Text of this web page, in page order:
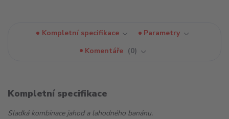
Kompletní specifikace
Parametry
Komentáře
0
Kompletní specifikace
Sladká kombinace jahod a lahodného banánu.